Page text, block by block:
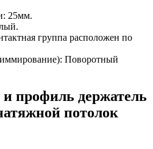
25мм.
группа расположен по
Поворотный
профиль держатель
потолок